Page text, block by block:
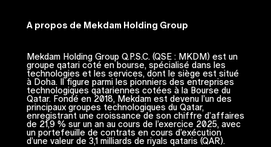
A propos de Mekdam Holding Group
Mekdam Holding Group Q.P.S.C. (QSE : MKDM) est un
groupe qatari coté en bourse, spécialisé dans les
technologies et les services, dont le siège est situé
à Doha. Il figure parmi les pionniers des entreprises
technologiques qatariennes cotées à la Bourse du
Qatar. Fondé en 2018, Mekdam est devenu l’un des
principaux groupes technologiques du Qatar,
enregistrant une croissance de son chiffre d’affaires
de 21,9 % sur un an au cours de l’exercice 2025, avec
un portefeuille de contrats en cours d’exécution
d’une valeur de 3,1 milliards de riyals qataris (QAR).